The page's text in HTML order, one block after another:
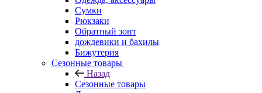
Сумки
Рюкзаки
Обратный зонт
дождевики и бахилы
Бижутерия
Сезонные товары
Назад
Сезонные товары